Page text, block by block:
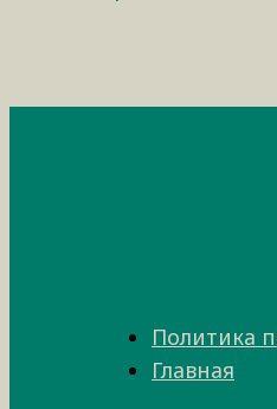
Политика
Главная